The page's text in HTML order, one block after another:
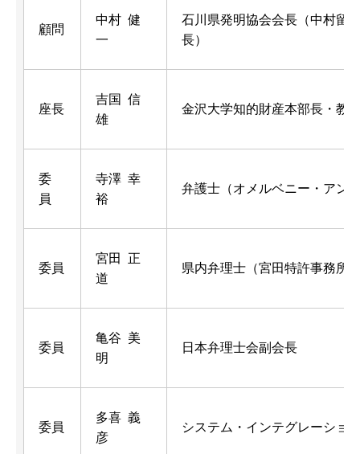
顧問
中村 健
一
石川県発明協会会長（中村留
長）
座長
吉国 信
雄
金沢大学知的財産本部長・教
委
員
寺澤 幸
裕
弁護士（オメルベニー・アン
委員
宮田 正
道
県内弁理士（宮田特許事務所
委員
亀谷 美
明
日本弁理士会副会長
委員
多喜 義
彦
システム・インテグレーショ